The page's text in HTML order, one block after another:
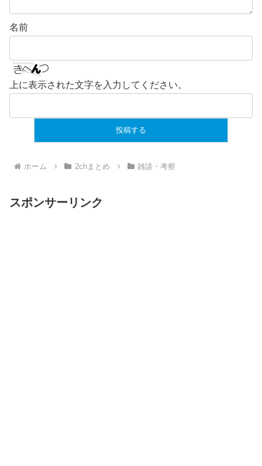
名前
上に表示された文字を入力してください。
ホーム 2chまとめ 雑談・考察
スポンサーリンク